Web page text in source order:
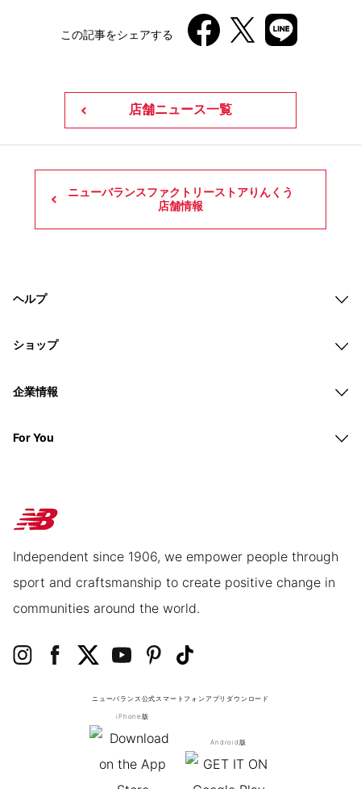
この記事をシェアする
店舗ニュース一覧
ニューバランスファクトリーストアりんくう
店舗情報
ヘルプ
ショップ
企業情報
For You
Independent since 1906, we empower people through
sport and craftsmanship to create positive change in
communities around the world.
ニューバランス公式スマートフォンアプリ ダウンロード
iPhone版
Android版